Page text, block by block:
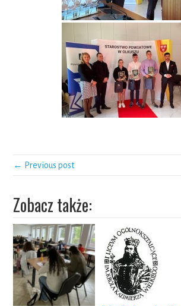
← Previous post
Zobacz także: